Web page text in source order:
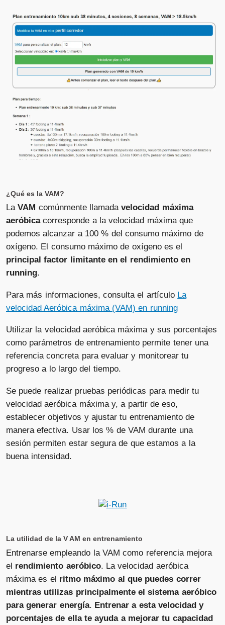
¿Qué es la VAM?
LaVAM comúnmente llamadavelocidad máxima
aeróbicacorresponde a la velocidad máxima que
podemos alcanzar a 100 % del consumo máximo de
oxígeno. El consumo máximo de oxígeno es el
principal factor limitante en el rendimiento en
running.
Para más informaciones, consulta el artículo La
velocidad Aeróbica máxima (VAM) en running
Utilizar la velocidad aeróbica máxima y sus porcentajes
como parámetros de entrenamiento permite tener una
referencia concreta para evaluar y monitorear tu
progreso a lo largo del tiempo.
Se puede realizar pruebas periódicas para medir tu
velocidad aeróbica máxima y, a partir de eso,
establecer objetivos y ajustar tu entrenamiento de
manera efectiva. Usar los % de VAM durante una
sesión permiten estar segura de que estamos a la
buena intensidad.
La utilidad de la V AM en entrenamiento
Entrenarse empleando la VAM como referencia mejora
el rendimiento aeróbico. La velocidad aeróbica
máxima es el ritmo máximo al que puedes correr
mientras utilizas principalmente el sistema aeróbico
para generar energía. Entrenar a esta velocidad y
porcentajes de ella te ayuda a mejorar tu capacidad